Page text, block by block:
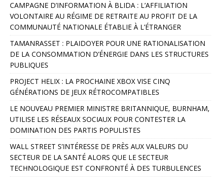
l
t
e
r
n
a
t
i
v
e
:
CAMPAGNE D’INFORMATION À BLIDA : L’AFFILIATION
VOLONTAIRE AU RÉGIME DE RETRAITE AU PROFIT DE LA
COMMUNAUTÉ NATIONALE ÉTABLIE À L’ÉTRANGER
TAMANRASSET : PLAIDOYER POUR UNE RATIONALISATION
DE LA CONSOMMATION D’ÉNERGIE DANS LES STRUCTURES
PUBLIQUES
PROJECT HELIX : LA PROCHAINE XBOX VISE CINQ
GÉNÉRATIONS DE JEUX RÉTROCOMPATIBLES
LE NOUVEAU PREMIER MINISTRE BRITANNIQUE, BURNHAM,
UTILISE LES RÉSEAUX SOCIAUX POUR CONTESTER LA
DOMINATION DES PARTIS POPULISTES
WALL STREET S’INTÉRESSE DE PRÈS AUX VALEURS DU
SECTEUR DE LA SANTÉ ALORS QUE LE SECTEUR
TECHNOLOGIQUE EST CONFRONTÉ À DES TURBULENCES